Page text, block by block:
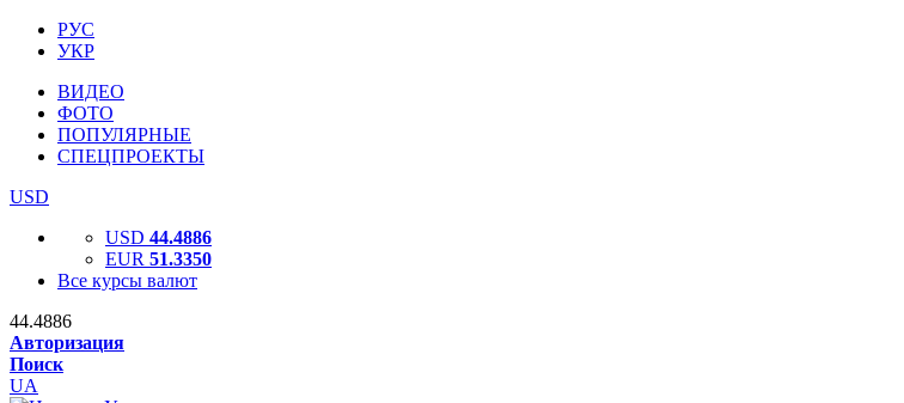
РУС
УКР
ВИДЕО
ФОТО
ПОПУЛЯРНЫЕ
СПЕЦПРОЕКТЫ
USD
USD 44.4886
EUR 51.3350
Все курсы валют
44.4886
Авторизация
Поиск
UA